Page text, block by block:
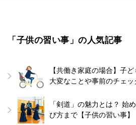
「子供の習い事」の人気記事
【共働き家庭の場合】子
大変なことや事前のチェッ
「剣道」の魅力とは？ 始
び方まで【子供の習い事】